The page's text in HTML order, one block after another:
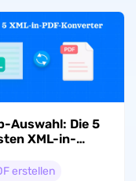
Auswahl: Die 5
XML-in-
erstellen